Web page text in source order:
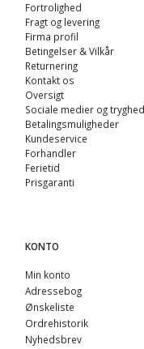
Fortrolighed
Fragt og levering
Firma profil
Betingelser & Vilkår
Returnering
Kontakt os
Oversigt
Sociale medier og tryghed
Betalingsmuligheder
Kundeservice
Forhandler
Ferietid
Prisgaranti
KONTO
Min konto
Adressebog
Ønskeliste
Ordrehistorik
Nyhedsbrev